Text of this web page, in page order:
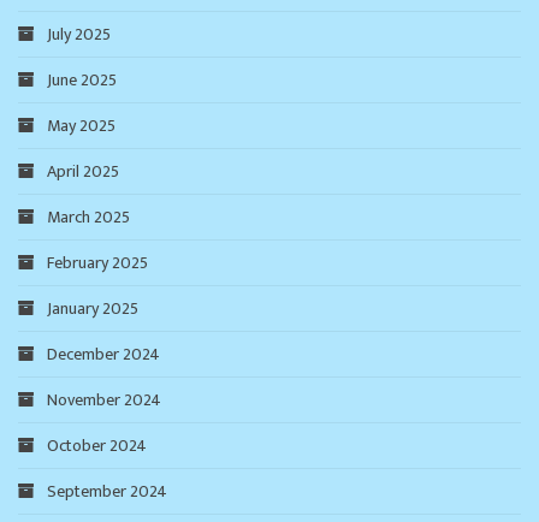
July 2025
June 2025
May 2025
April 2025
March 2025
February 2025
January 2025
December 2024
November 2024
October 2024
September 2024